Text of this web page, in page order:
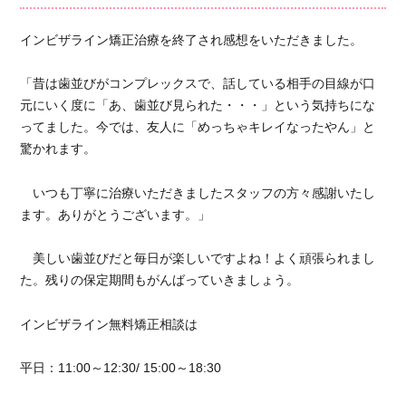
ン
正
療
ガ
タ
善
インビザライン矯正治療を終了され感想をいただきました。
「昔は歯並びがコンプレックスで、話している相手の目線が口
元にいく度に「あ、歯並び見られた・・・」という気持ちにな
ってました。今では、友人に「めっちゃキレイなったやん」と
驚かれます。
いつも丁寧に治療いただきましたスタッフの方々感謝いたし
ます。ありがとうございます。」
美しい歯並びだと毎日が楽しいですよね！よく頑張られまし
た。残りの保定期間もがんばっていきましょう。
インビザライン無料矯正相談は
平日：11:00～12:30/ 15:00～18:30